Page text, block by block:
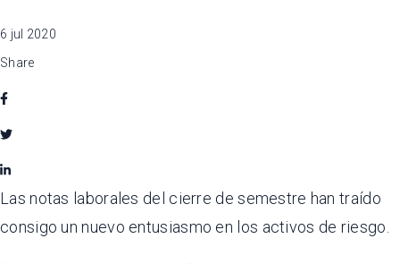
6 jul 2020
Share
Las notas laborales del cierre de semestre han traído
consigo un nuevo entusiasmo en los activos de riesgo.